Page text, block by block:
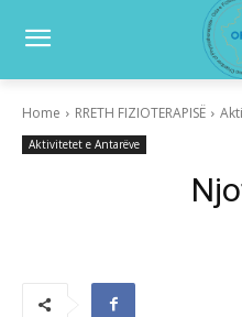
Home RRETH FIZIOTERAPISË
Aktivitetet e Antarëve